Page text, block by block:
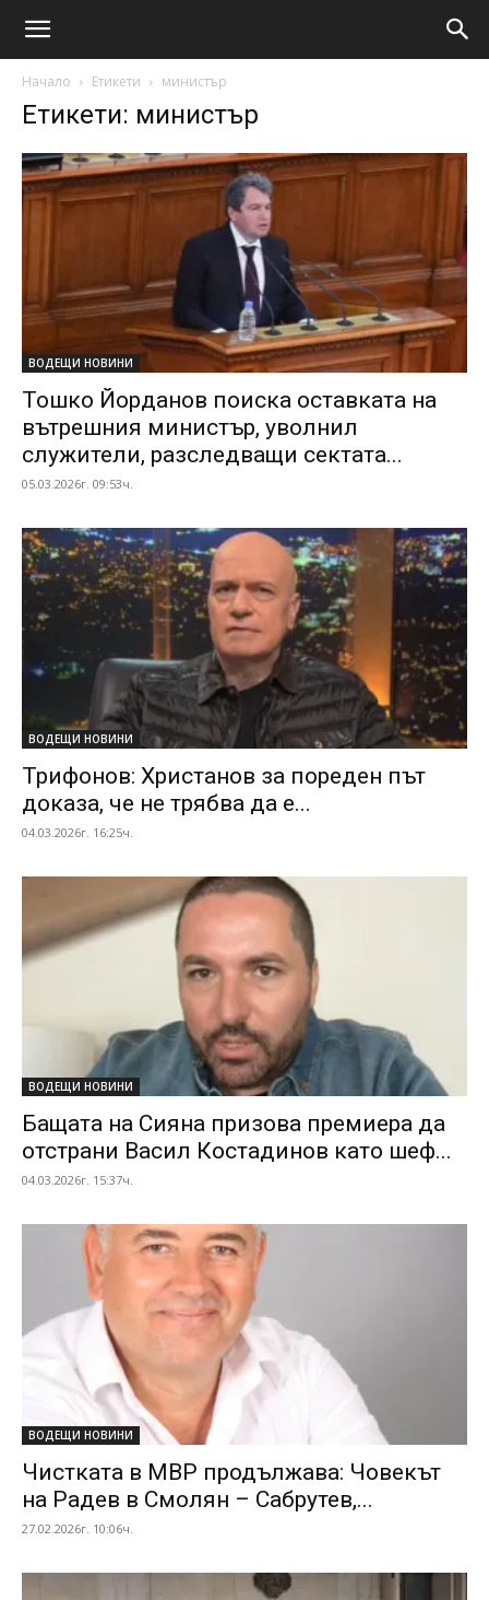
Начало Етикети министър
Етикети: министър
ВОДЕЩИ НОВИНИ
Тошко Йорданов поиска оставката на
вътрешния министър, уволнил
служители, разследващи сектата...
05.03.2026г. 09:53ч.
ВОДЕЩИ НОВИНИ
Трифонов: Христанов за пореден път
доказа, че не трябва да е...
04.03.2026г. 16:25ч.
ВОДЕЩИ НОВИНИ
Бащата на Сияна призова премиера да
отстрани Васил Костадинов като шеф...
04.03.2026г. 15:37ч.
ВОДЕЩИ НОВИНИ
Чистката в МВР продължава: Човекът
на Радев в Смолян – Сабрутев,...
27.02.2026г. 10:06ч.